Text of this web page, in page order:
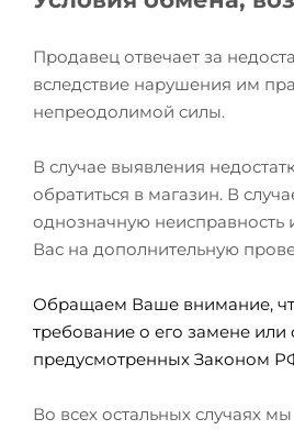
Продавец отвечает за
вследствие нарушения им
непреодолимой силы.
В случае выявления
обратиться в магазин. В
однозначную
Вас на дополнительную
Обращаем Ваше внимание,
требование о его замене
предусмотренных Законом
Во всех остальных случаях